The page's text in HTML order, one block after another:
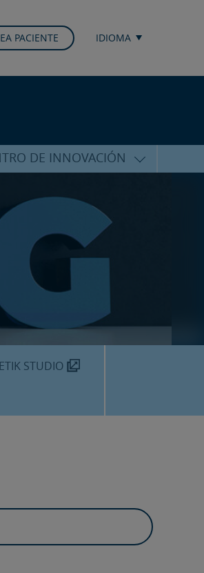
PACIENTE IDIOMA
DE INNOVACIÓN
CURSOS Y CONFERENCIAS
FORMACIÓN
PUBLICACIONES CIENTÍFICAS
LA VOZ DEL EXPERTO
STUDIO